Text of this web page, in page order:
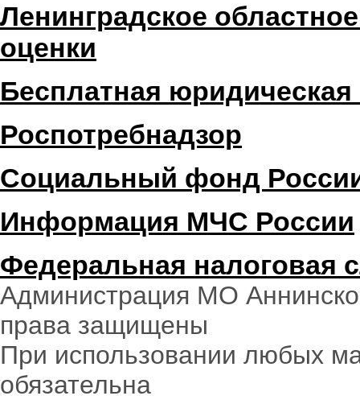
Ленинградское
оценки
Бесплатная
Роспотребнадзор
Социальный фонд
Информация МЧС России
Федеральная налоговая
Администрация МО
права защищены
При использовании любых
обязательна